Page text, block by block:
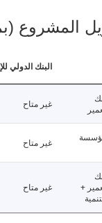
المشروع
البنك الدولي
غير متاح
غير متاح
+
غير متاح